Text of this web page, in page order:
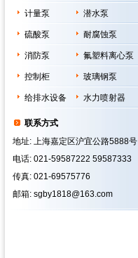
计量泵 潜水泵
硫酸泵 耐腐蚀泵
消防泵 氟塑料离心泵
控制柜 玻璃钢泵
给排水设备 水力喷射器
联系方式
地址: 上海嘉定区沪宜公路5888号
电话: 021-59587222 59587333
传真: 021-69575776
邮箱: sgby1818@163.com